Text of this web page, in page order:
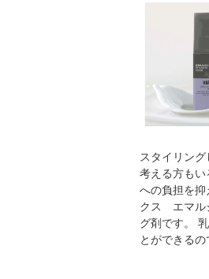
スタイリン
考える方も
への負担を
クス エマル
グ剤です。
とができる